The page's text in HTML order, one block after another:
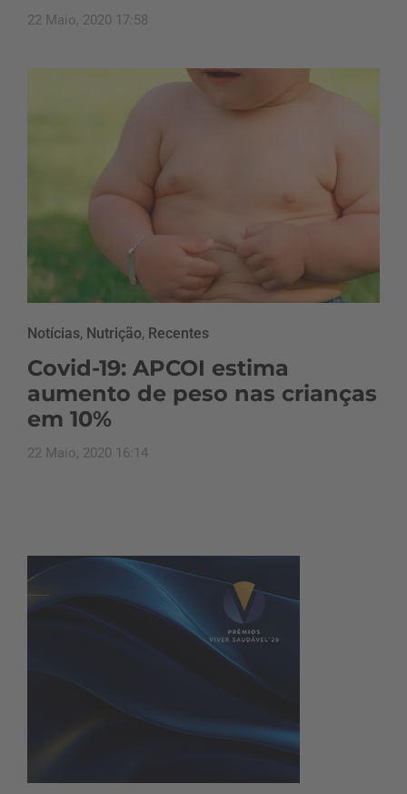
22 Maio, 2020 17:58
Notícias, Nutrição, Recentes
Covid-19: APCOI estima
aumento de peso nas crianças
em 10%
22 Maio, 2020 16:14